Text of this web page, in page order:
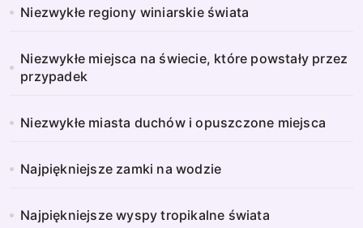
Niezwykłe regiony winiarskie świata
Niezwykłe miejsca na świecie, które powstały przez
przypadek
Niezwykłe miasta duchów i opuszczone miejsca
Najpiękniejsze zamki na wodzie
Najpiękniejsze wyspy tropikalne świata